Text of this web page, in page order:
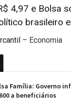
4,97 e Bolsa
brasileiro
– Economia
Família: Governo
a beneficiários